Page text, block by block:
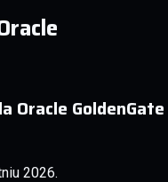
Oracle GoldenGate
2026.